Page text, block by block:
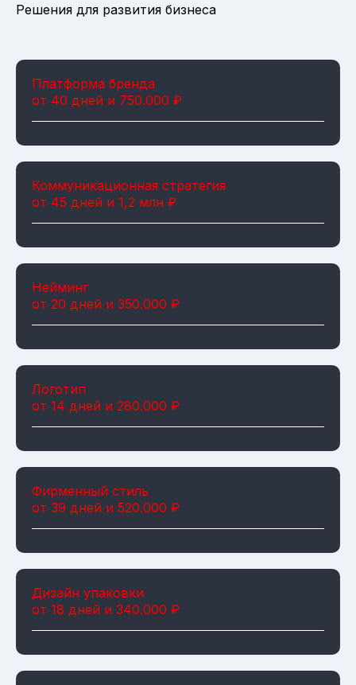
Решения для развития бизнеса
Платформа бренда
от 40 дней и 750.000 ₽
Коммуникационная стратегия
от 45 дней и 1,2 млн ₽
Нейминг
от 20 дней и 350.000 ₽
Логотип
от 14 дней и 280.000 ₽
Фирменный стиль
от 39 дней и 520.000 ₽
Дизайн упаковки
от 18 дней и 340.000 ₽